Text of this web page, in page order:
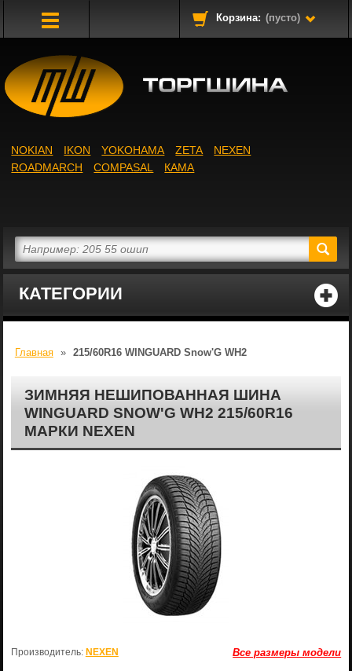
Корзина: (пусто)
КАТЕГОРИИ
NOKIAN IKON YOKOHAMA ZETA
NEXEN
ROADMARCH
COMPASAL КАМА
Главная » 215/60R16 WINGUARD Snow'G WH2
ЗИМНЯЯ НЕШИПОВАННАЯ ШИНА
WINGUARD SNOW'G WH2 215/60R16
МАРКИ NEXEN
Все размеры модели
Производитель: NEXEN